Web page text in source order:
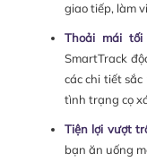
giao tiếp, làm
Thoải mái tối
SmartTrack
các chi tiết
tình trạng cọ
Tiện lợi vượt
bạn ăn uống